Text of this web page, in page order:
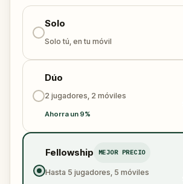
Solo
Solo tú, en tu móvil
Dúo
2 jugadores, 2 móviles
Ahorra un 9%
Fellowship MEJOR PRECIO
Hasta 5 jugadores, 5 móviles